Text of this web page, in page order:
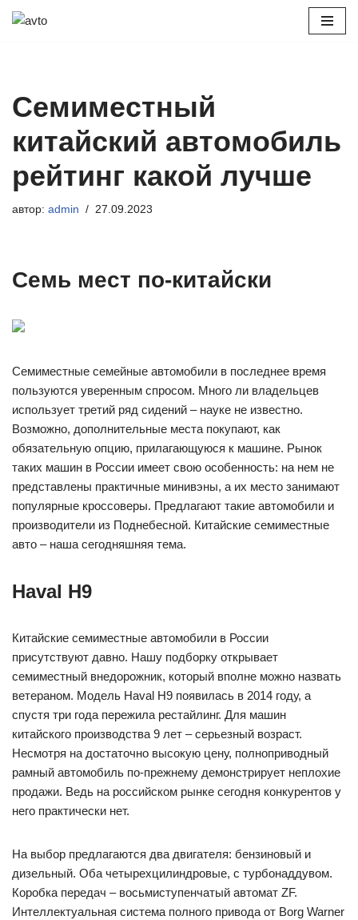
Семиместный
китайский автомобиль
рейтинг какой лучше
автор: admin 27.09.2023
Семь мест по-китайски
Семиместные семейные автомобили в последнее время
пользуются уверенным спросом. Много ли владельцев
использует третий ряд сидений – науке не известно.
Возможно, дополнительные места покупают, как
обязательную опцию, прилагающуюся к машине. Рынок
таких машин в России имеет свою особенность: на нем не
представлены практичные минивэны, а их место занимают
популярные кроссоверы. Предлагают такие автомобили и
производители из Поднебесной. Китайские семиместные
авто – наша сегодняшняя тема.
Haval H9
Китайские семиместные автомобили в России
присутствуют давно. Нашу подборку открывает
семиместный внедорожник, который вполне можно назвать
ветераном. Модель Haval H9 появилась в 2014 году, а
спустя три года пережила рестайлинг. Для машин
китайского производства 9 лет – серьезный возраст.
Несмотря на достаточно высокую цену, полноприводный
рамный автомобиль по-прежнему демонстрирует неплохие
продажи. Ведь на российском рынке сегодня конкурентов у
него практически нет.
На выбор предлагаются два двигателя: бензиновый и
дизельный. Оба четырехцилиндровые, с турбонаддувом.
Коробка передач – восьмиступенчатый автомат ZF.
Интеллектуальная система полного привода от Borg Warner